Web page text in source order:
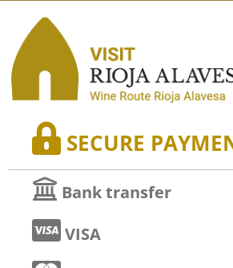
SECURE
Bank transfer
VISA